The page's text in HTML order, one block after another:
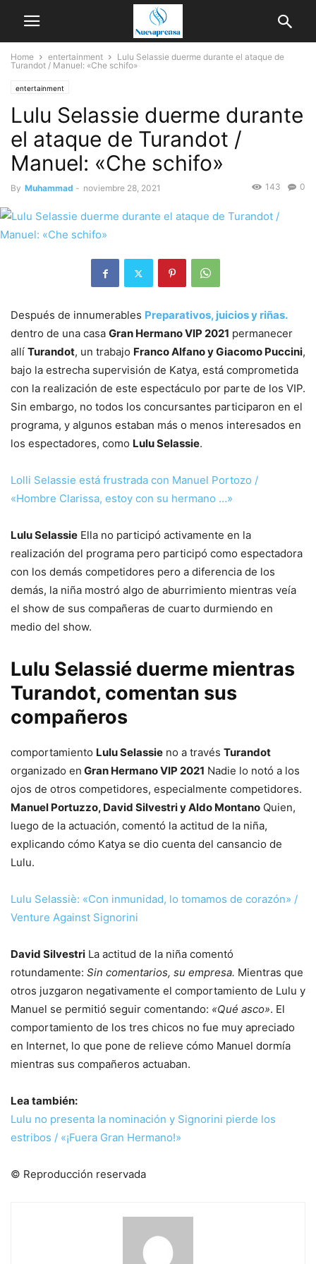
Home entertainment
Lulu Selassie duerme durante el ataque de
Turandot / Manuel: «Che schifo»
entertainment
Lulu Selassie duerme durante
el ataque de Turandot /
Manuel: «Che schifo»
By Muhammad - noviembre 28, 2021 0
143
Después de innumerables Preparativos, juicios y riñas.
dentro de una casa Gran Hermano VIP 2021 permanecer
allí Turandot, un trabajo Franco Alfano y Giacomo Puccini,
bajo la estrecha supervisión de Katya, está comprometida
con la realización de este espectáculo por parte de los VIP.
Sin embargo, no todos los concursantes participaron en el
programa, y ​​algunos estaban más o menos interesados ​​en
los espectadores, como Lulu Selassie.
Lolli Selassie está frustrada con Manuel Portozo /
«Hombre Clarissa, estoy con su hermano …»
Lulu Selassie Ella no participó activamente en la
realización del programa pero participó como espectadora
con los demás competidores pero a diferencia de los
demás, la niña mostró algo de aburrimiento mientras veía
el show de sus compañeras de cuarto durmiendo en
medio del show.
Lulu Selassié duerme mientras
Turandot, comentan sus
compañeros
comportamiento Lulu Selassie no a través Turandot
organizado en Gran Hermano VIP 2021 Nadie lo notó a los
ojos de otros competidores, especialmente competidores.
Manuel Portuzzo, David Silvestri y Aldo Montano Quien,
luego de la actuación, comentó la actitud de la niña,
explicando cómo Katya se dio cuenta del cansancio de
Lulu.
Lulu Selassiè: «Con inmunidad, lo tomamos de corazón» /
Venture Against Signorini
David Silvestri La actitud de la niña comentó
rotundamente: Sin comentarios, su empresa. Mientras que
otros juzgaron negativamente el comportamiento de Lulu y
Manuel se permitió seguir comentando: «Qué asco». El
comportamiento de los tres chicos no fue muy apreciado
en Internet, lo que pone de relieve cómo Manuel dormía
mientras sus compañeros actuaban.
Lea también:
Lulu no presenta la nominación y Signorini pierde los
estribos / «¡Fuera Gran Hermano!»
© Reproducción reservada